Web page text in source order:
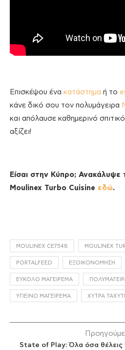
Επισκέψου ένα κατάστημα ή το
κάνε δικό σου τον πολυμάγειρα
και απόλαυσε καθημερινό
αξίζει!
Είσαι στην Κύπρο; Ανακάλυψε
Moulinex Turbo Cuisine εδώ.
MOULINEX CE7548 MOULINEX
PORTALFEED ΕΞΟΙΚΟΝΌΜΗΣΗ
ΕΎΚΟΛΟ ΜΑΓΕΊΡΕΜΑ
ΥΓΙΕΙΝΌ ΜΑΓΕΊΡΕΜΑ ΧΎΤΡΑ
State of Play: Όλα όσα θέλεις